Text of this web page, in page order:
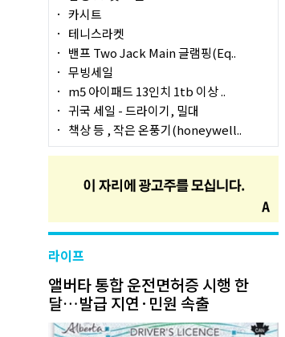
카시트
테니스라켓
밴프 Two Jack Main 글램핑(Eq..
무빙세일
m5 아이패드 13인치 1tb 이상 ..
귀국 세일 - 드라이기, 밀대
책상 등 , 작은 온풍기(honeywell..
라이프
앨버타 통합 운전면허증 시행 한
달…발급 지연·민원 속출